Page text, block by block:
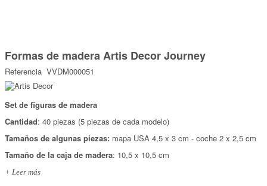
Top Ventas
Temática
Somos Kimidori
comienzo
de
la
galería
de
imágenes
Formas de madera Artis Decor Journey
Referencia VVDM000051
Set de figuras de madera
Cantidad: 40 piezas (5 piezas de cada modelo)
Tamaños de algunas piezas: mapa USA 4,5 x 3 cm - coche 2 x 2,5 cm
Tamaño de la caja de madera: 10,5 x 10,5 cm
+ Leer más